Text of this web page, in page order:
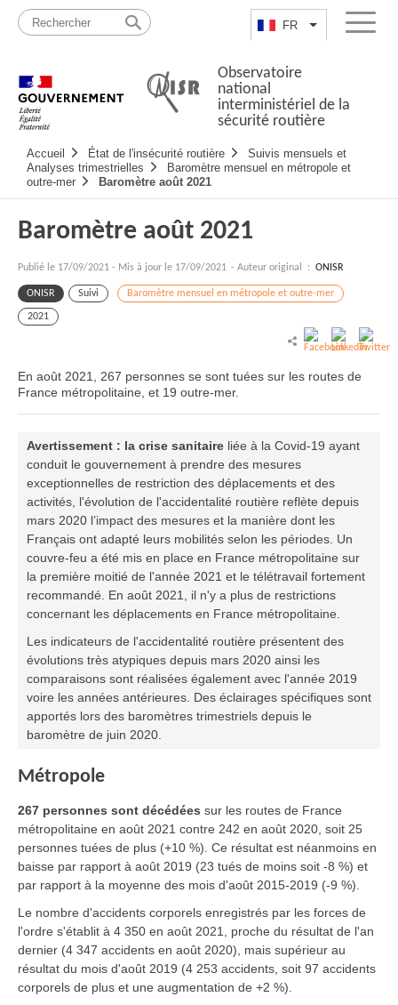
Passer
contenu
FR Lister lesMenu
Observatoire
national
interministériel de la
sécurité routière
principale
Accueil État de l'insécurité routière
Suivis mensuels et
Analyses trimestrielles
Baromètre mensuel en métropole et
outre-mer
Baromètre août 2021
Baromètre août 2021
Publié le 17/09/2021 - Mis à jour le 17/09/2021 - Auteur original : ONISR
ONISR Suivi Baromètre mensuel en métropole et outre-mer
2021
En août 2021, 267 personnes se sont tuées sur les routes de
France métropolitaine, et 19 outre-mer.
Avertissement : la crise sanitaire liée à la Covid-19 ayant
conduit le gouvernement à prendre des mesures
exceptionnelles de restriction des déplacements et des
activités, l'évolution de l'accidentalité routière reflète depuis
mars 2020 l’impact des mesures et la manière dont les
Français ont adapté leurs mobilités selon les périodes. Un
couvre-feu a été mis en place en France métropolitaine sur
la première moitié de l'année 2021 et le télétravail fortement
recommandé. En août 2021, il n'y a plus de restrictions
concernant les déplacements en France métropolitaine.
Les indicateurs de l'accidentalité routière présentent des
évolutions très atypiques depuis mars 2020 ainsi les
comparaisons sont réalisées également avec l'année 2019
voire les années antérieures. Des éclairages spécifiques sont
apportés lors des baromètres trimestriels depuis le
baromètre de juin 2020.
Métropole
267 personnes sont décédées sur les routes de France
métropolitaine en août 2021 contre 242 en août 2020, soit 25
personnes tuées de plus (+10 %). Ce résultat est néanmoins en
baisse par rapport à août 2019 (23 tués de moins soit -8 %) et
par rapport à la moyenne des mois d'août 2015-2019 (-9 %).
Le nombre d'accidents corporels enregistrés par les forces de
l'ordre s'établit à 4 350 en août 2021, proche du résultat de l'an
dernier (4 347 accidents en août 2020), mais supérieur au
résultat du mois d'août 2019 (4 253 accidents, soit 97 accidents
corporels de plus et une augmentation de +2 %).